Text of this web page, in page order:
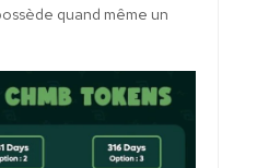
quand même un